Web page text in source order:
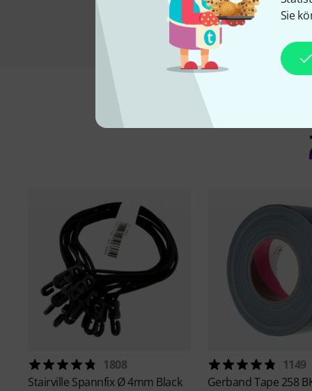
Sie
1808
Stairville Spannfix Ø 4mm Black
1149
GerbandTape 258